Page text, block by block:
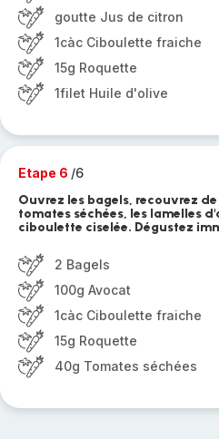
goutte Jus de citron
1càc Ciboulette fraiche
15g Roquette
1filet Huile d'olive
Etape 6 /6
Ouvrez les bagels, recouvrez
tomates séchées, les lamelles
ciboulette ciselée. Dégustez
2 Bagels
100g Avocat
1càc Ciboulette fraiche
15g Roquette
40g Tomates séchées